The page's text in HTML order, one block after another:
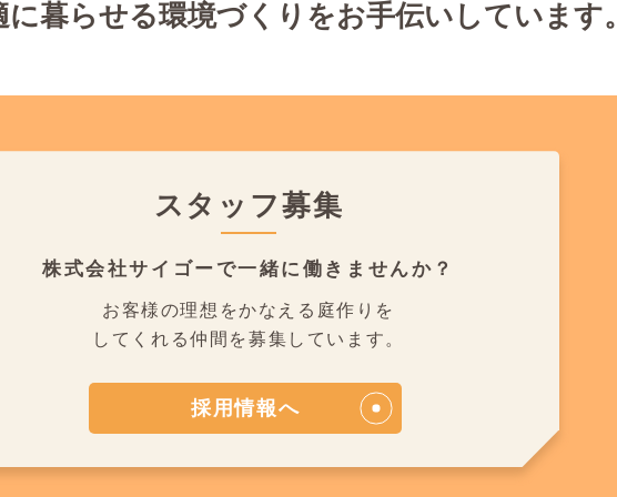
に暮らせる環境づくりをお手伝いしています。
スタッフ募集
株式会社サイゴーで一緒に働きませんか？
お客様の理想をかなえる庭作りを
してくれる仲間を募集しています。
採用情報へ